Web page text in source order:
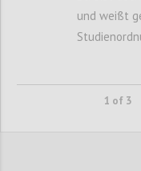
Jede dieser
Argumente.
Jede
Durchsetzung
die für die
und weißt
1 of 3